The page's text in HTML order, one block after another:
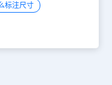
标注尺寸